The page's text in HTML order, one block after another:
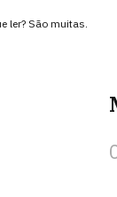
ler? São muitas.